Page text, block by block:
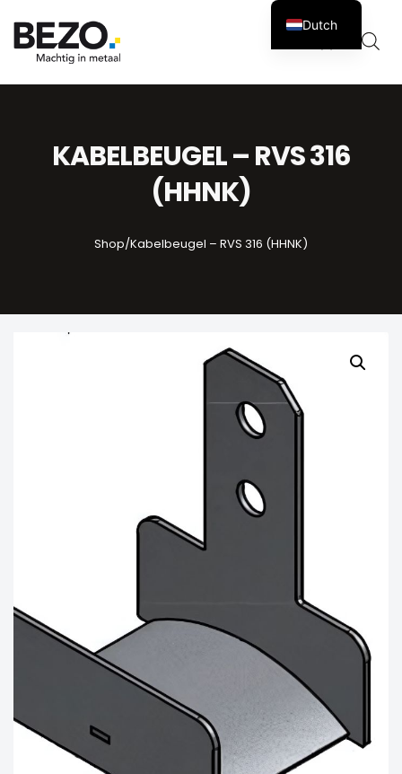
0
KABELBEUGEL – RVS 316
(HHNK)
Shop/Kabelbeugel – RVS 316 (HHNK)
Dutch